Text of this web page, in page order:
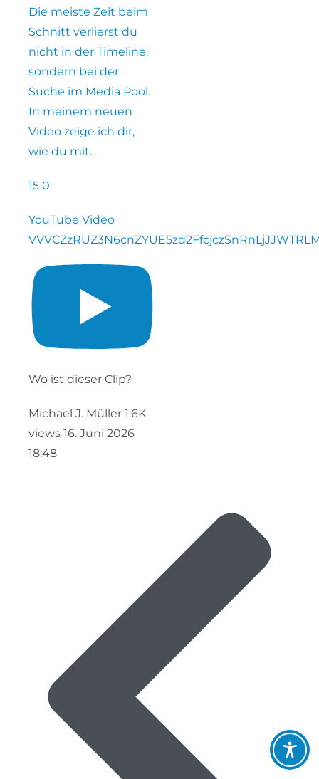
Die meiste Zeit beim
Schnitt verlierst du
nicht in der Timeline,
sondern bei der
Suche im Media Pool.
In meinem neuen
Video zeige ich dir,
wie du mit...
15 0
YouTube Video
Wo ist dieser Clip?
Michael J. Müller 1.6K
views 16. Juni 2026
18:48